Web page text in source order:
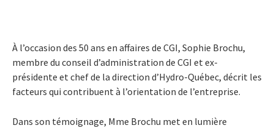
À l’occasion des 50 ans en affaires de CGI, Sophie Brochu,
membre du conseil d’administration de CGI et ex-
présidente et chef de la direction d’Hydro-Québec, décrit les
facteurs qui contribuent à l’orientation de l’entreprise.
Dans son témoignage, Mme Brochu met en lumière